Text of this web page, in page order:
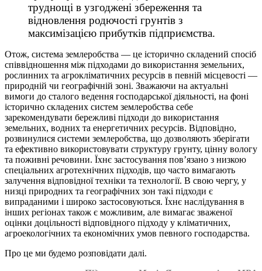
труднощі в узгоджені збереження та
відновлення родючості грунтів з
максимізацією прибутків підприємства.
Отож, система землеробства — це історично складений спосіб
співвідношення між підходами до використання земельних,
рослинних та агрокліматичних ресурсів в певній місцевості —
природній чи географічній зоні. Зважаючи на актуальні
вимоги до сталого ведення господарської діяльності, на фоні
історично складених систем землеробства себе
зарекомендувати бережливі підходи до використання
земельних, водних та енергетичних ресурсів. Відповідно,
розвинулися системи землеробства, що дозволяють зберігати
та ефективно використовувати структуру грунту, цінну вологу
та поживні речовини. Їхнє застосування пов’язано з низкою
спеціальних агротехнічних підходів, що часто вимагають
залучення відповідної техніки та технології. В свою чергу, у
низці природних та географічних зон такі підходи є
випраданими і широко застосовуються. Їхнє наслідування в
інших регіонах також є можливим, але вимагає зваженої
оцінки доцільності відповідного підходу у кліматичних,
агроекологічних та економічних умов певного господарства.
Про це ми будемо розповідати далі.